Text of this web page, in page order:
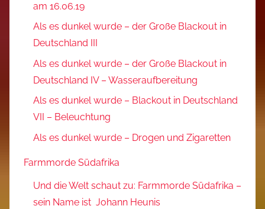
am 16.06.19
Als es dunkel wurde – der Große Blackout in
Deutschland III
Als es dunkel wurde – der Große Blackout in
Deutschland IV – Wasseraufbereitung
Als es dunkel wurde – Blackout in Deutschland
VII – Beleuchtung
Als es dunkel wurde – Drogen und Zigaretten
Farmmorde Südafrika
Und die Welt schaut zu: Farmmorde Südafrika –
sein Name ist Johann Heunis